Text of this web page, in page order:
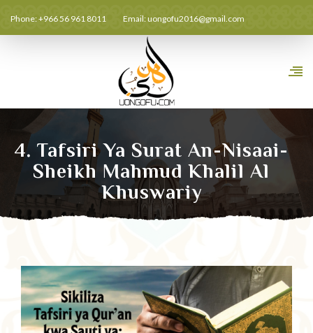
Phone: +966 56 961 8011 Email:uongofu2016@gmail.com
4. Tafsiri Ya Surat An-Nisaai-
Sheikh Mahmud Khalil Al
Khuswariy